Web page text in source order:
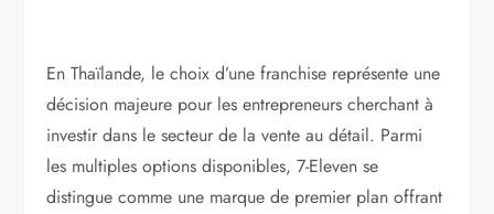
En Thaïlande, le choix d’une franchise représente une
décision majeure pour les entrepreneurs cherchant à
investir dans le secteur de la vente au détail. Parmi
les multiples options disponibles, 7-Eleven se
distingue comme une marque de premier plan offrant